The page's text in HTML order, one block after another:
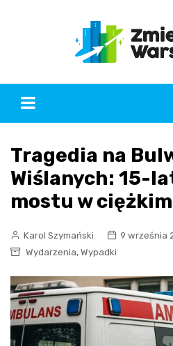
Tragedia na
Wiślanych: 15-
mostu w
Karol Szymański
9 września
Wydarzenia, Wypadki